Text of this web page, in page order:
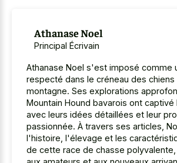
Athanase Noel
Principal Écrivain
Athanase Noel s'est imposé comme
respecté dans le créneau des
montagne. Ses explorations
Mountain Hound bavarois ont
avec leurs idées détaillées et leur
passionnée. À travers ses articles,
l'histoire, l'élevage et les
de cette race de chasse